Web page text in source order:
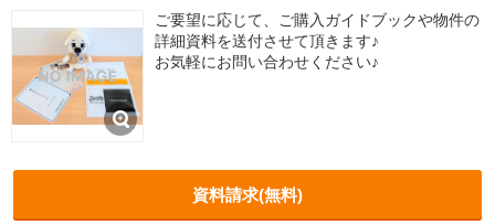
ご要望に応じて、ご購入ガイドブックや物件の
詳細資料を送付させて頂きます♪
お気軽にお問い合わせください♪
資料請求(無料)